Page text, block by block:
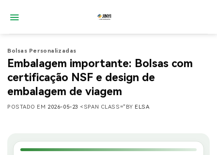
para
Bolsas Personalizadas
Embalagem importante: Bolsas com
certificação NSF e design de
embalagem de viagem
POSTADO EM 2026-05-23 <SPAN CLASS="BY ELSA